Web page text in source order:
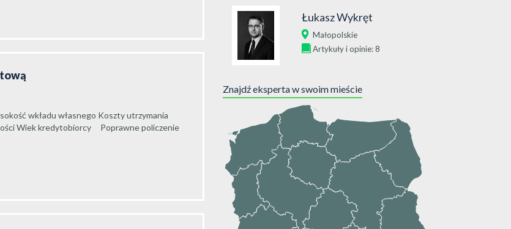
wkładu własnego Koszty utrzymania
Wiek kredytobiorcy Poprawne policzenie
Łukasz Wykręt
Małopolskie
Artykuły i opinie: 8
Znajdź eksperta w swoim mieście